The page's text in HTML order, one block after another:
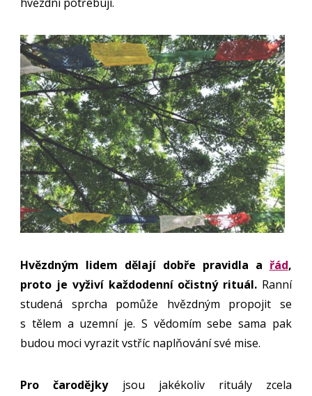
Hvězdným lidem dělají dobře pravidla a řád,
proto je vyživí každodenní očistný rituál.Ranní
studená sprcha pomůže hvězdným propojit se
s tělem a uzemní je. S vědomím sebe sama pak
budou moci vyrazit vstříc naplňování své mise.
Pro čarodějkyjsou jakékoliv rituály zcela